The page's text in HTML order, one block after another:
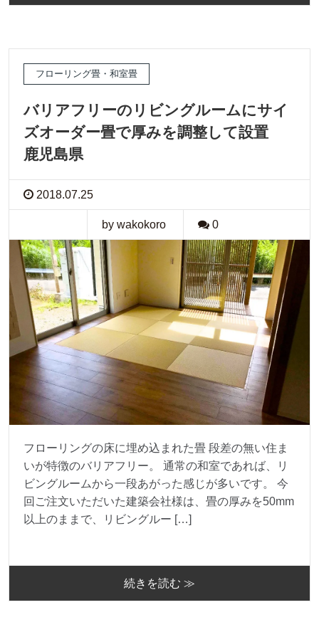
フローリング畳・和室畳
バリアフリーのリビングルームにサイ
ズオーダー畳で厚みを調整して設置
鹿児島県
2018.07.25
by wakokoro 0
フローリングの床に埋め込まれた畳 段差の無い住ま
いが特徴のバリアフリー。 通常の和室であれば、リ
ビングルームから一段あがった感じが多いです。 今
回ご注文いただいた建築会社様は、畳の厚みを50mm
以上のままで、リビングルー […]
続きを読む ≫